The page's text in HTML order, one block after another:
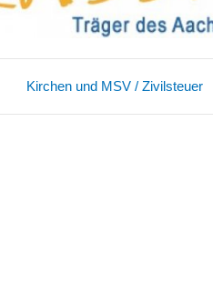
Kirchen und MSV / Zivilsteuer